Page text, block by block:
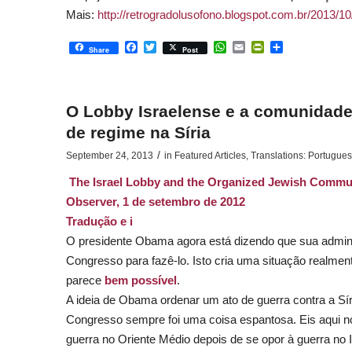
Mais: http://retrogradolusofono.blogspot.com.br/2013/
Share Facebook
Twitter
Post WhatsApp
EmailPrintFriendly
Share
O Lobby Israelense e a
de regime na Síria
September 24, 2013 / in Featured Articles, Translations:
The Israel Lobby and the Organized Jewish
Observer, 1 de setembro de 2012
Tradução e i
O presidente Obama agora está dizendo que sua
Congresso para fazê-lo. Isto cria uma situação
parece bem possível.
A ideia de Obama ordenar um ato de guerra contra a
Congresso sempre foi uma coisa espantosa. Eis aqui
guerra no Oriente Médio depois de se opor à guerra